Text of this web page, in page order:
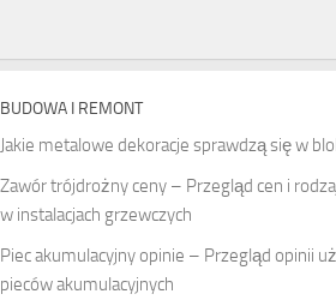
BUDOWA I REMONT
Jakie metalowe dekoracje sprawdzą się w
Zawór trójdrożny ceny – Przegląd cen i
w instalacjach grzewczych
Piec akumulacyjny opinie – Przegląd opinii
pieców akumulacyjnych